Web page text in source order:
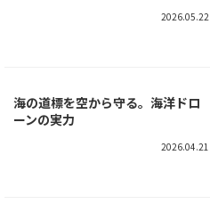
2026.05.22
海の道標を空から守る。海洋ドロ
ーンの実力
2026.04.21